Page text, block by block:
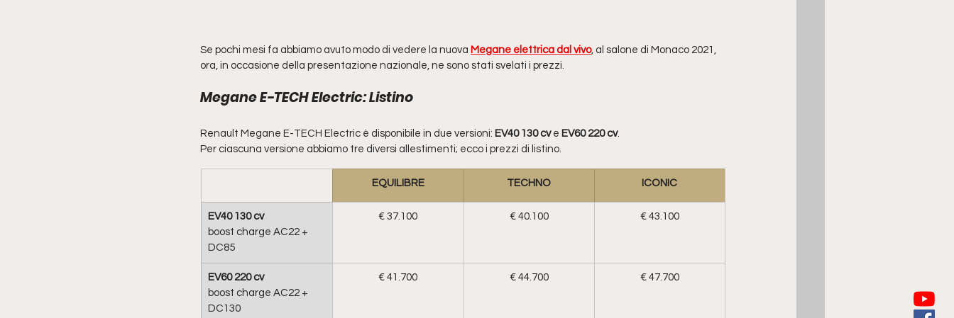
Se pochi mesi fa abbiamo avuto modo di vedere la nuova Megane elettrica dal vivo, al salone di Monaco 2021,
ora, in occasione della presentazione nazionale, ne sono stati svelati i prezzi.
Megane E-TECH Electric: Listino
Renault Megane E-TECH Electric è disponibile in due versioni: EV40 130 cv e EV60 220 cv.
Per ciascuna versione abbiamo tre diversi allestimenti; ecco i prezzi di listino.
EQUILIBRE TECHNO ICONIC
EV40 130 cv
boost charge AC22 +
DC85
€ 37.100 € 40.100 € 43.100
EV60 220 cv
boost charge AC22 +
DC130
€ 41.700 € 44.700 € 47.700